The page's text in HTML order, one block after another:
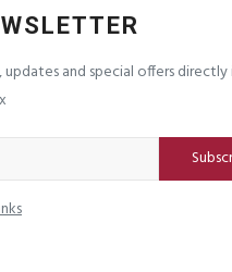
and special offers directly
0
મળેલી હારથી ટીમ ઈન્ડિયાના